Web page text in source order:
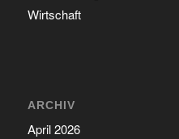
Wirtschaft
ARCHIV
April 2026